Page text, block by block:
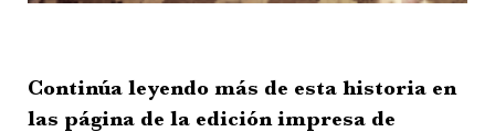
Continúa leyendo más de esta historia en
las página de la edición impresa de